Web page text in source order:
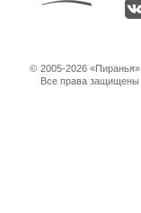
© 2005-2026 «Пиранья»
Все права защищены